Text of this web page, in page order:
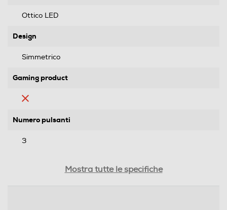
Ottico LED
Design
Simmetrico
Gaming product
Numero pulsanti
3
Mostra tutte le specifiche